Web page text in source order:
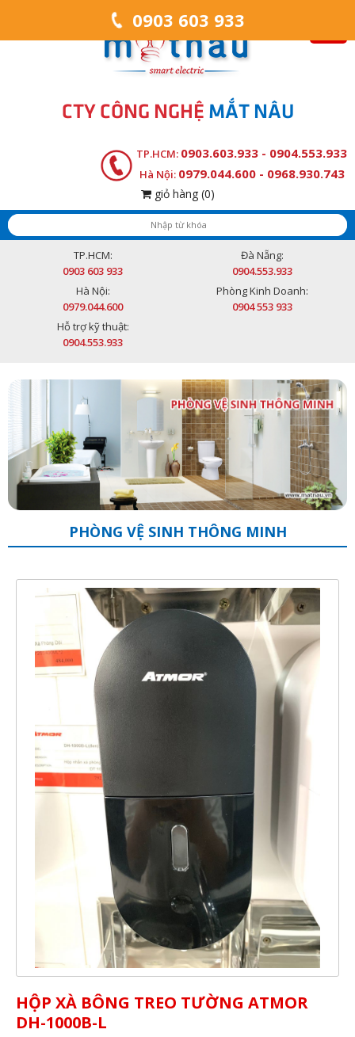
CTY CÔNG NGHỆ MẮT NÂU
TP.HCM: 0903.603.933 - 0904.553.933
Hà Nội: 0979.044.600 - 0968.930.743
giỏ hàng (0)
TP.HCM:
0903 603 933
Đà Nẵng:
0904.553.933
Hà Nội:
0979.044.600
Phòng Kinh Doanh:
0904 553 933
Hỗ trợ kỹ thuật:
0904.553.933
PHÒNG VỆ SINH THÔNG MINH
HỘP XÀ BÔNG TREO TƯỜNG ATMOR
DH-1000B-L
0903 603 933